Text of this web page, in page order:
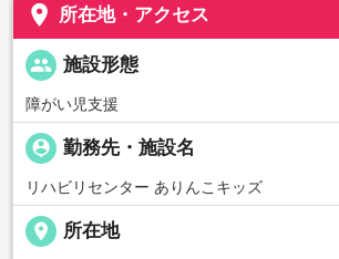
place 所在地・アクセス
people 施設形態
障がい児支援
person_pin 勤務先・施設名
リハビリセンター ありんこキッズ
place 所在地